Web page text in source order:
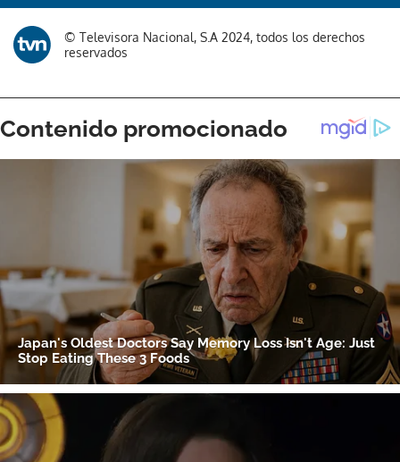
© Televisora Nacional, S.A 2024, todos los derechos
reservados